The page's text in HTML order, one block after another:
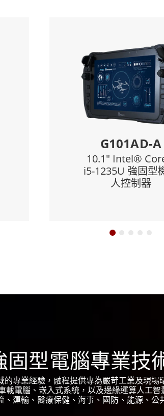
14” Intel® Core™ i5-
1235U 超強固型觸控
Lake處理器
14英寸1920 x 1080全高清LED面
板，帶直接光學貼合
防眩光技術確保陽光下可讀性
池採用熱插拔設計，適合全天工
作
GigaLAN埠
固型電腦專業技
專業經驗，融程提供專為嚴苛工業及現
載電腦、嵌入式系統，以及邊緣運算人工
、運輸、醫療保健、海事、國防、能源、公